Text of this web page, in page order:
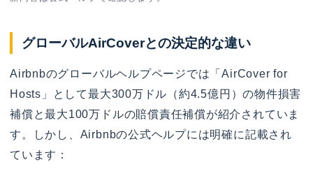
グローバルAirCoverとの決定的な違い
Airbnbのグローバルヘルプページでは「AirCover for
Hosts」として最大300万ドル（約4.5億円）の物件損害
補償と最大100万ドルの賠償責任補償が紹介されていま
す。しかし、Airbnbの公式ヘルプには明確に記載され
ています：